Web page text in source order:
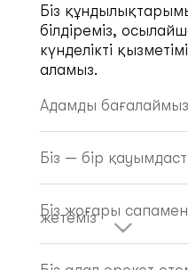
Біз
білдіреміз,
күнделікті
аламыз.
Адамды бағалаймыз
Біз — бір
Біз жоғары
жетеміз